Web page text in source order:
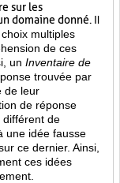
sur les
domaine donné. Il
multiples
de ces
un Inventaire de
trouvée par
de leur
de réponse
différent de
une idée fausse
ce dernier. Ainsi,
ces idées